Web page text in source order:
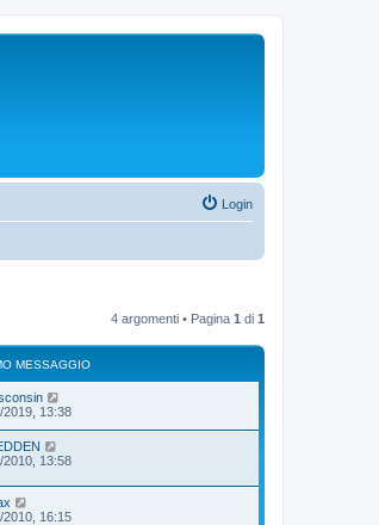
Login
4 argomenti • Pagina 1 di 1
MESSAGGIO
2019, 13:38
2010, 13:58
2010, 16:15